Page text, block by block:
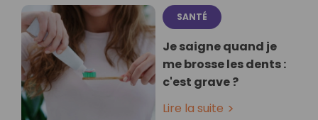
SANTÉ
Je saigne quand je
me brosse les dents :
c'est grave ?
Lire la suite